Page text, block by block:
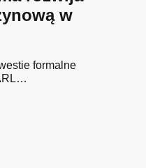
w
formalne